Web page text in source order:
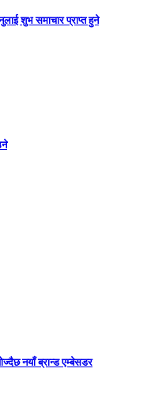
शुभ समाचार प्राप्त हुने
नयाँ ब्रान्ड एम्बेसडर